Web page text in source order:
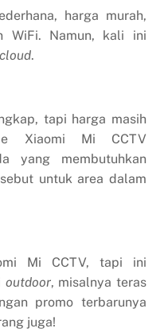
harga murah,
WiFi. Namun, kali ini
cloud.
tapi harga masih
Xiaomi Mi CCTV
yang membutuhkan
untuk area dalam
Mi CCTV, tapi ini
outdoor, misalnya teras
promo terbarunya
juga!